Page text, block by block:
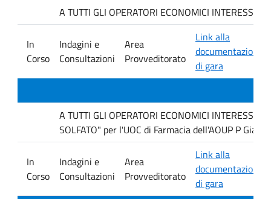
A TUTTI GLI OPERATORI ECONOMICI
In
Corso
Indagini e
Consultazioni
Area
Provveditorato
Link alla
documentazione
di gara
A TUTTI GLI OPERATORI ECONOMICI
SOLFATO" per l'UOC di Farmacia dell'AOUP P
In
Corso
Indagini e
Consultazioni
Area
Provveditorato
Link alla
documentazione
di gara